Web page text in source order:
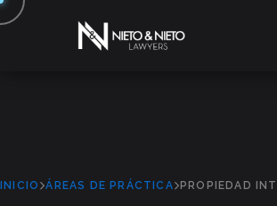
INICIO ÁREAS DE PRÁCTICA PROPIEDAD